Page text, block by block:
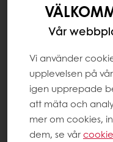
Vår
Vi använder
upplevelsen på
igen upprepade
att mäta och
mer om cookies,
dem, se vår